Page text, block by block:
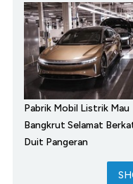
Pabrik Mobil Listrik Mau
Bangkrut Selamat
Duit Pangeran